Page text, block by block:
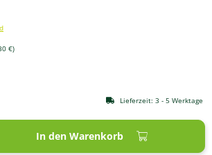
€)
In den Warenkorb
Lieferzeit: 3 - 5 Werktage